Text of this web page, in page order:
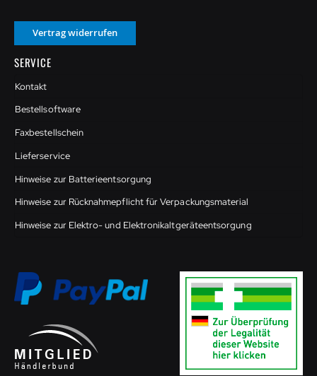
Vertrag widerrufen
SERVICE
Kontakt
Bestellsoftware
Faxbestellschein
Lieferservice
Hinweise zur Batterieentsorgung
Hinweise zur Rücknahmepflicht für Verpackungsmaterial
Hinweise zur Elektro- und Elektronikaltgeräteentsorgung